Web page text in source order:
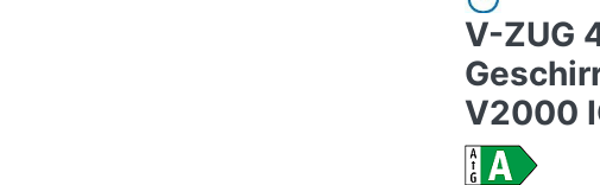
V-ZUG
V2000